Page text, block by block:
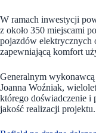
W ramach inwestycji
z około 350 miejscami
pojazdów elektrycznych
zapewniającą komfort
Generalnym
Joanna Woźniak,
którego doświadczenie i
jakość realizacji projektu.